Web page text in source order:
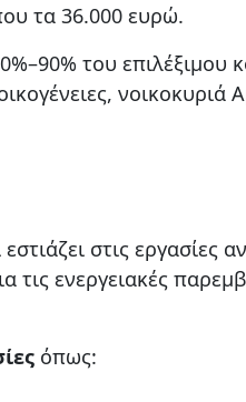
τα 36.000 ευρώ.
του επιλέξιμου
νοικοκυριά
εστιάζει στις εργασίες
τις ενεργειακές
όπως: